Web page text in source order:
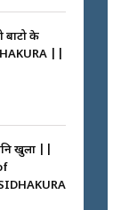
WHATS
? ||
बाटो के
||
खुला ||